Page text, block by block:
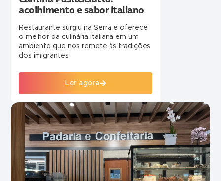
acolhimento e sabor italiano
Restaurante surgiu na Serra e oferece
o melhor da culinária italiana em um
ambiente que nos remete às tradições
dos imigrantes
Ler agora